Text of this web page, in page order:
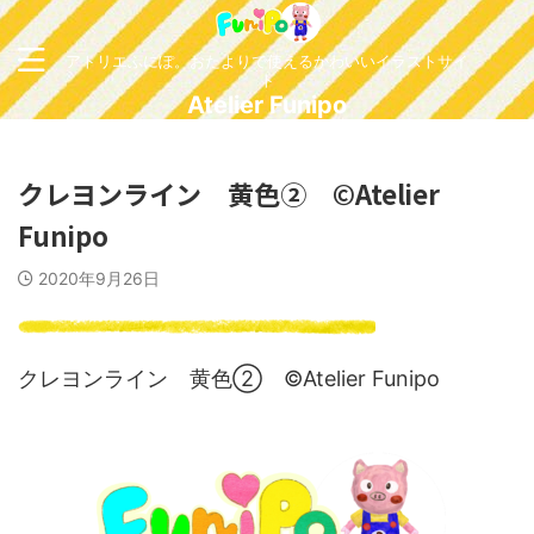
アトリエふにぽ。おたよりで使えるかわいいイラストサイ
ト
Atelier Funipo
クレヨンライン 黄色② ©Atelier
Funipo
2020年9月26日
クレヨンライン 黄色② ©Atelier Funipo